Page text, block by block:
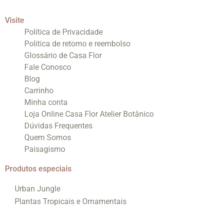
Visite
Política de Privacidade
Politica de retorno e reembolso
Glossário de Casa Flor
Fale Conosco
Blog
Carrinho
Minha conta
Loja Online Casa Flor Atelier Botânico
Dúvidas Frequentes
Quem Somos
Paisagismo
Produtos especiais
Urban Jungle
Plantas Tropicais e Ornamentais